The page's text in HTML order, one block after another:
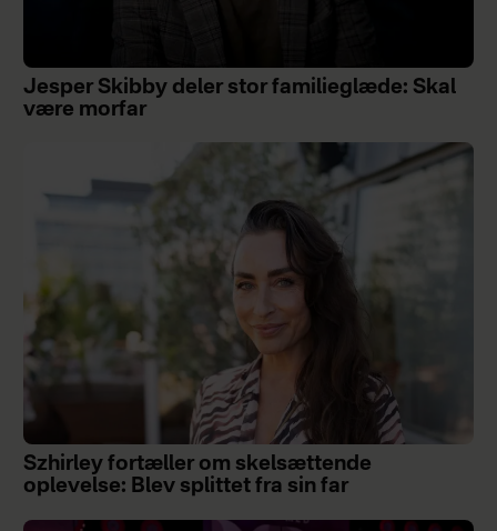
Jesper Skibby deler stor familieglæde: Skal
være morfar
Szhirley fortæller om skelsættende
oplevelse: Blev splittet fra sin far